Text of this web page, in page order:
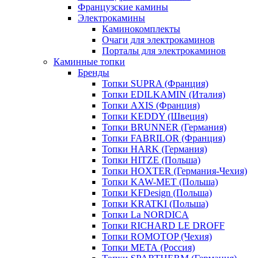
Французские камины
Электрокамины
Каминокомплекты
Очаги для электрокаминов
Порталы для электрокаминов
Каминные топки
Бренды
Топки SUPRA (Франция)
Топки EDILKAMIN (Италия)
Топки AXIS (Франция)
Топки KEDDY (Швеция)
Топки BRUNNER (Германия)
Топки FABRILOR (Франция)
Топки HARK (Германия)
Топки HITZE (Польша)
Топки HOXTER (Германия-Чехия)
Топки KAW-MET (Польша)
Топки KFDesign (Польша)
Топки KRATKI (Польша)
Топки La NORDICA
Топки RICHARD LE DROFF
Топки ROMOTOP (Чехия)
Топки МЕТА (Россия)